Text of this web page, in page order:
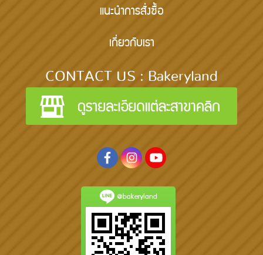
แนะนำการสั่งซื้อ
เกี่ยวกับเรา
CONTACT US : Bakeryland
@bakeryland